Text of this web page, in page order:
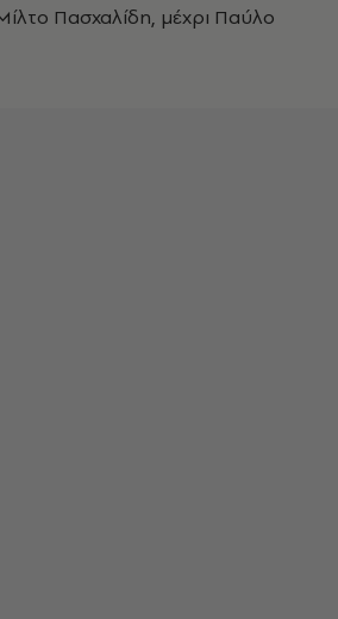
Πασχαλίδη, μέχρι Παύλο